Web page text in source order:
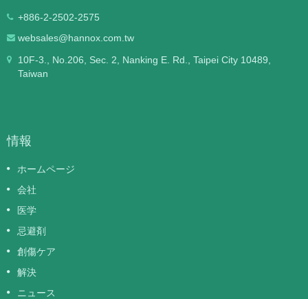
+886-2-2502-2575
websales@hannox.com.tw
10F-3., No.206, Sec. 2, Nanking E. Rd., Taipei City 10489,
Taiwan
情報
ホームページ
会社
医学
忌避剤
創傷ケア
解決
ニュース